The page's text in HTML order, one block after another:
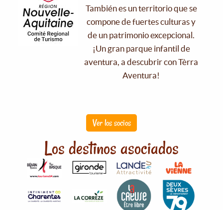
También es un territorio que se
compone de fuertes culturas y
de un patrimonio excepcional.
¡Un gran parque infantil de
aventura, a descubrir con Tèrra
Aventura!
Ver los socios
Los destinos asociados